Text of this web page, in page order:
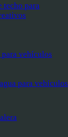
techo para
vehículos
para vehículos